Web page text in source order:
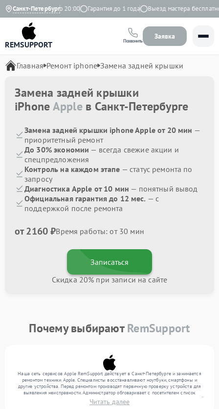
Санкт-Петербург
с 9:00 до 20:00 Гарантия до 1 года Выезд мастера бесплатно
REMSUPPORT Позвонить
Заявка
Главная Ремонт iphone Замена задней крышки
Замена задней крышки
iPhoneAppleв Санкт-Петербурге
Замена задней крышки iphone Apple от 20 мин —
приоритетный ремонт
До 30% экономии — всегда свежие акции и
спецпредложения
Контроль на каждом этапе — статус ремонта по
запросу
Диагностика Apple от 10 мин — понятный вывод
Официальная гарантия до 12 мес. — с
поддержкой после ремонта
от 2160 ₽Время работы: от 30 мин
Записаться
Скидка 20% при записи на сайте
Почему выбираютRemSupport
Наша сеть сервисов Apple RemSupport действует в Санкт-Петербурге и занимается
ремонтом техники Apple. Специалисты восстанавливают ноутбуки, смартфоны и
другие устройства. Перед ремонтом производят первичную проверку устройств для
выявления неисправности. Администратор обговаривает с посетителем список
нужных услуг и цену. Только потом техники осуществляют восстановление с заменой
запчастей по необходимости. По окончании работ их качество подтверждается
Читать далее